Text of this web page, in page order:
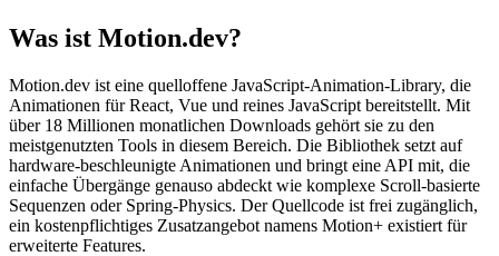
Was ist Motion.dev?
Motion.dev ist eine quelloffene JavaScript-Animation-Library, die
Animationen für React, Vue und reines JavaScript bereitstellt. Mit
über 18 Millionen monatlichen Downloads gehört sie zu den
meistgenutzten Tools in diesem Bereich. Die Bibliothek setzt auf
hardware-beschleunigte Animationen und bringt eine API mit, die
einfache Übergänge genauso abdeckt wie komplexe Scroll-basierte
Sequenzen oder Spring-Physics. Der Quellcode ist frei zugänglich,
ein kostenpflichtiges Zusatzangebot namens Motion+ existiert für
erweiterte Features.